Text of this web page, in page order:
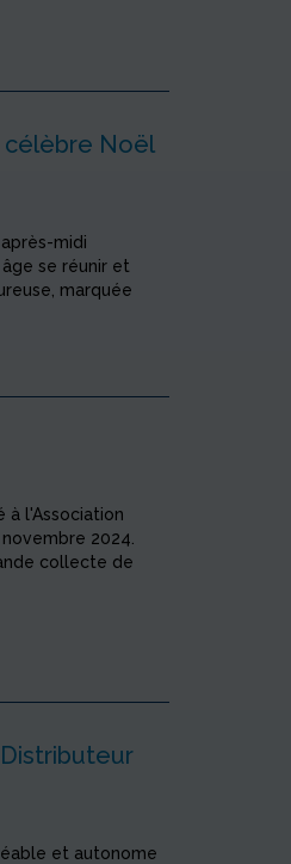
célèbre Noël
midi
se réunir et
marquée
à l'Association
2024.
collecte de
et autonome